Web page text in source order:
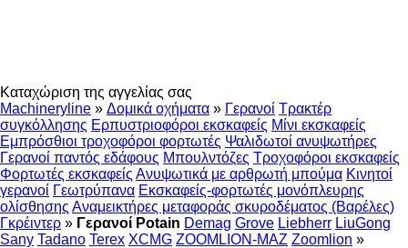
Καταχώριση της αγγελίας σας
Machineryline » Δομικά οχήματα » Γερανοί Τρακτέρ
συγκόλλησης Ερπυστριοφόροι εκσκαφείς Μίνι εκσκαφείς
Εμπρόσθιοι τροχοφόροι φορτωτές Ψαλιδωτοί ανυψωτήρες
Γερανοί παντός εδάφους Μπουλντόζες Τροχοφόροι εκσκαφείς
Φορτωτές εκσκαφείς Ανυψωτικά με αρθρωτή μπούμα Κινητοί
γερανοί Γεωτρύπανα Εκσκαφείς-φορτωτές μονόπλευρης
ολίσθησης Αναμεικτήρες μεταφοράς σκυροδέματος (Βαρέλες)
Γκρέιντερ » Γερανοί Potain Demag Grove Liebherr LiuGong
Sany Tadano Terex XCMG ZOOMLION-MAZ Zoomlion »